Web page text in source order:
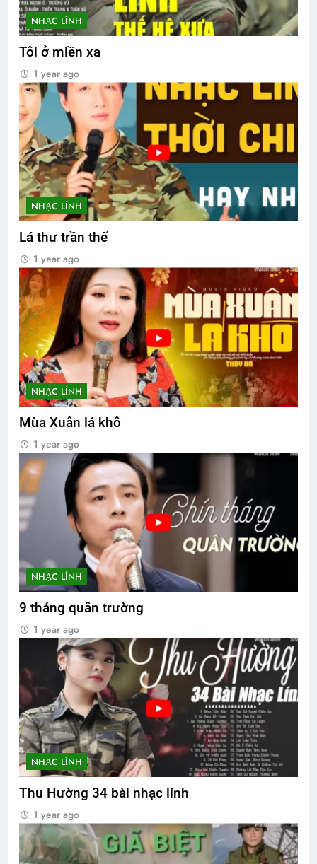
NHẠC LÍNH
Tôi ở miền xa
1 year ago
NHẠC LÍNH
Lá thư trần thế
1 year ago
NHẠC LÍNH
Mùa Xuân lá khô
1 year ago
NHẠC LÍNH
9 tháng quân trường
1 year ago
NHẠC LÍNH
Thu Hường 34 bài nhạc lính
1 year ago